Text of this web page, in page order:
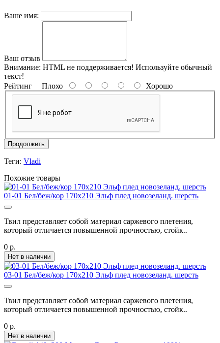
Ваше имя:
Ваш отзыв
Внимание: HTML не поддерживается! Используйте обычный
текст!
Рейтинг Плохо Хорошо
Продолжить
Теги: Vladi
Похожие товары
01-01 Бел/беж/кор 170х210 Эльф плед новозеланд. шерсть
Твил представляет собой материал саржевого плетения,
который отличается повышенной прочностью, стойк..
0 р.
Нет в наличии
03-01 Бел/беж/кор 170х210 Эльф плед новозеланд. шерсть
Твил представляет собой материал саржевого плетения,
который отличается повышенной прочностью, стойк..
0 р.
Нет в наличии